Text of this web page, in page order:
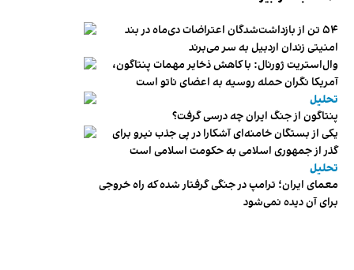
۵۴ تن از بازداشت‌شدگان اعتراضات دی‌ماه در بند
امنیتی زندان اردبیل به سر می‌برند
وال‌استریت ژورنال: با کاهش ذخایر مهمات پنتاگون،
آمریکا نگران حمله روسیه به اعضای ناتو‌ است
تحلیل
پنتاگون از جنگ ایران چه درسی گرفت؟
یکی از بستگان خامنه‌ای آشکارا در پی جذب نیرو برای
گذر از جمهوری اسلامی به حکومت اسلامی است
تحلیل
معمای ایران؛ ترامپ در جنگی گرفتار شده که راه خروجی
برای آن دیده نمی‌شود